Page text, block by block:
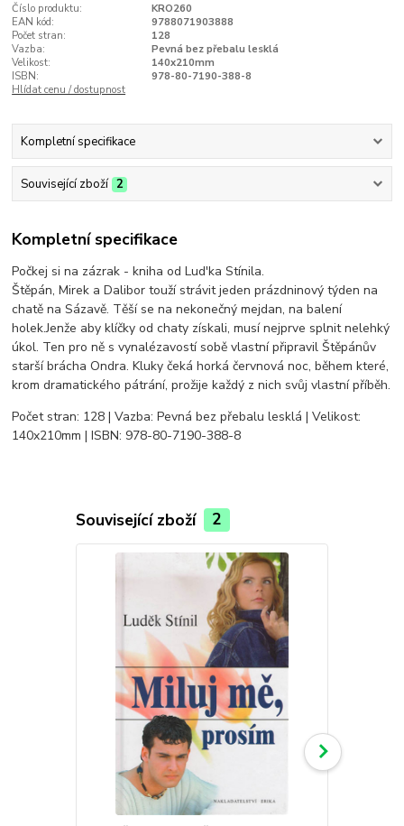
Číslo produktu:
KRO260
EAN kód:
9788071903888
Počet stran:
128
Vazba:
Pevná bez přebalu lesklá
Velikost:
140x210mm
ISBN:
978-80-7190-388-8
Hlídat cenu / dostupnost
Kompletní specifikace
Související zboží 2
Kompletní specifikace
Počkej si na zázrak - kniha od Lud'ka Stínila.
Štěpán, Mirek a Dalibor touží strávit jeden prázdninový týden na
chatě na Sázavě. Těší se na nekonečný mejdan, na balení
holek.Jenže aby klíčky od chaty získali, musí nejprve splnit nelehký
úkol. Ten pro ně s vynalézavostí sobě vlastní připravil Štěpánův
starší brácha Ondra. Kluky čeká horká červnová noc, během které,
krom dramatického pátrání, prožije každý z nich svůj vlastní příběh.
Počet stran: 128 | Vazba: Pevná bez přebalu lesklá | Velikost:
140x210mm | ISBN: 978-80-7190-388-8
Související zboží 2